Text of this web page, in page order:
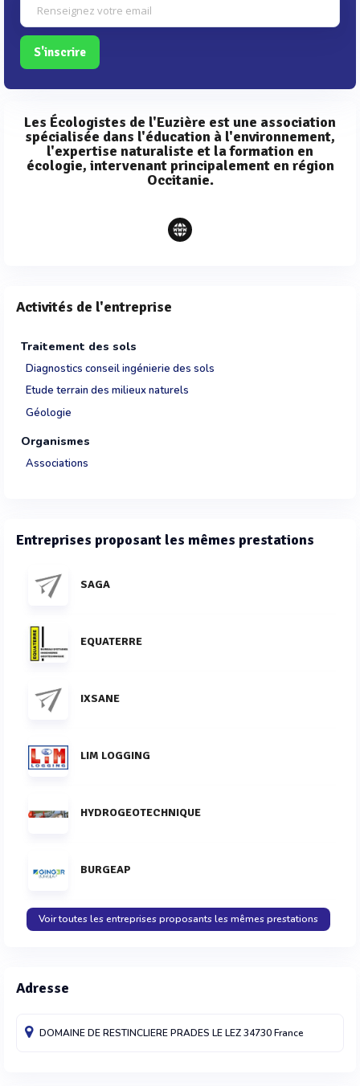
S'inscrire
Les Écologistes de l'Euzière est une association
spécialisée dans l'éducation à l'environnement,
l'expertise naturaliste et la formation en
écologie, intervenant principalement en région
Occitanie.
Activités de l'entreprise
Traitement des sols
Diagnostics conseil ingénierie des sols
Etude terrain des milieux naturels
Géologie
Organismes
Associations
Entreprises proposant les mêmes prestations
SAGA
EQUATERRE
IXSANE
LIM LOGGING
HYDROGEOTECHNIQUE
BURGEAP
Voir toutes les entreprises proposants les mêmes prestations
Adresse
DOMAINE DE RESTINCLIEREPRADES LE LEZ34730France